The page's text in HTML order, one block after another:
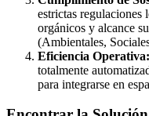
estrictas regulaciones
orgánicos y alcance
(Ambientales,
Eficiencia Operativa:
totalmente
para integrarse en